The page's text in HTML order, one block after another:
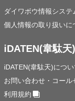
ダイワボウ情報シス
個人情報の取り扱いに
iDATEN(韋駄天
iDATEN(韋駄天)につい
お問い合わせ・コール
利用規約